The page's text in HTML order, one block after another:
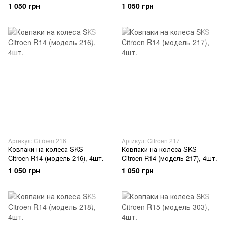
1 050 грн 1 050 грн
Артикул: Citroen 216
Ковпаки на колеса SKS
Citroen R14 (модель 216), 4шт.
1 050 грн
Артикул: Citroen 217
Ковпаки на колеса SKS
Citroen R14 (модель 217), 4шт.
1 050 грн